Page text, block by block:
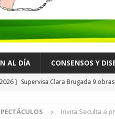
AL DÍA CONSENSOS Y
] Supervisa Clara Brugada 9
] Rechazan trabajadores del
Invita Seculta a